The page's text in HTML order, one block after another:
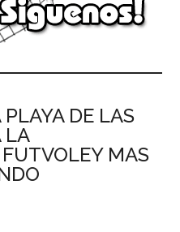
DE LAS
LA
MAS